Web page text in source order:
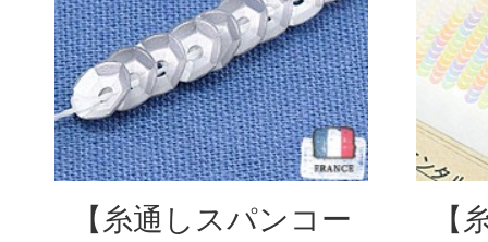
【糸通しスパンコー
【